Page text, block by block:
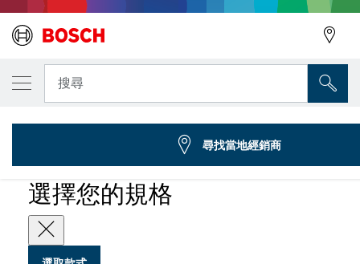
搜尋
... AIZ 20 AB 鉸鏈式切削鋸片
選擇您的規格
您選取的款式
BIM 直進切削鋸片 AIZ 20 AB 多材質專業款
2 608 661 640
尋找當地經銷商